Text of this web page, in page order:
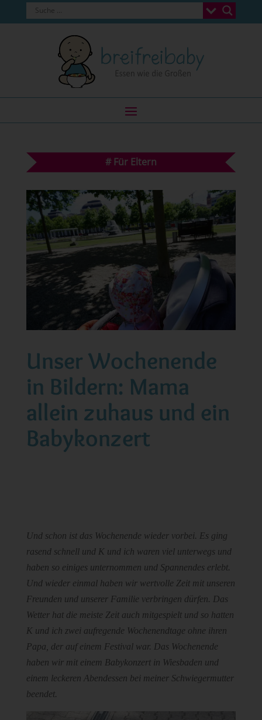
# Für Eltern
Unser Wochenende
in Bildern: Mama
allein zuhaus und ein
Babykonzert
Und schon ist das Wochenende wieder vorbei. Es ging
rasend schnell und K und ich waren viel unterwegs und
haben so einiges unternommen und Spannendes erlebt.
Und wieder einmal haben wir wertvolle Zeit mit unseren
Freunden und unserer Familie verbringen dürfen. Das
Wetter hat die meiste Zeit auch mitgespielt und so hatten
K und ich zwei aufregende Wochenendtage ohne ihren
Papa, der auf einem Festival war. Das Wochenende
haben wir mit einem Babykonzert in Wiesbaden und
einem leckeren Abendessen bei meiner Schwiegermutter
beendet.